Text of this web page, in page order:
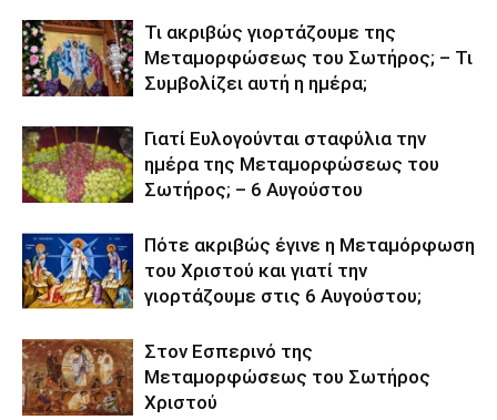
Τι ακριβώς γιορτάζουμε της
Μεταμορφώσεως του Σωτήρος; – Τι
Συμβολίζει αυτή η ημέρα;
Γιατί Ευλογούνται σταφύλια την
ημέρα της Μεταμορφώσεως του
Σωτήρος; – 6 Αυγούστου
Πότε ακριβώς έγινε η Μεταμόρφωση
του Χριστού και γιατί την
γιορτάζουμε στις 6 Αυγούστου;
Στον Εσπερινό της
Μεταμορφώσεως του Σωτήρος
Χριστού